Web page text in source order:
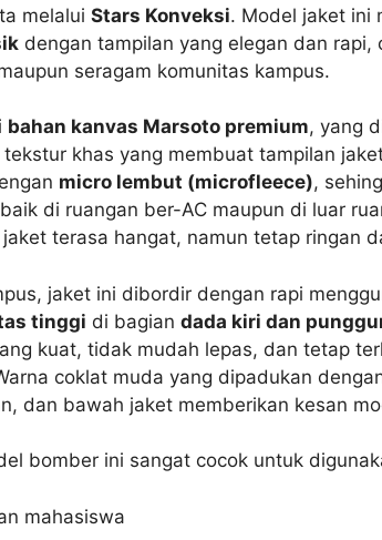
melalui Stars Konveksi. Model jaket ini
dengan tampilan yang elegan dan rapi,
seragam komunitas kampus.
bahan kanvas Marsoto premium, yang
khas yang membuat tampilan
micro lembut (microfleece),
di ruangan ber-AC maupun di luar
terasa hangat, namun tetap ringan
jaket ini dibordir dengan rapi
tinggi di bagian dada kiri dan
kuat, tidak mudah lepas, dan tetap
coklat muda yang dipadukan
dan bawah jaket memberikan kesan
bomber ini sangat cocok untuk
mahasiswa